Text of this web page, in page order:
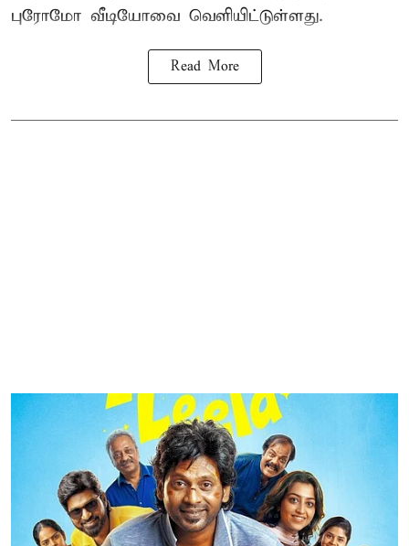
புரோமோ வீடியோவை வெளியிட்டுள்ளது.
Read More